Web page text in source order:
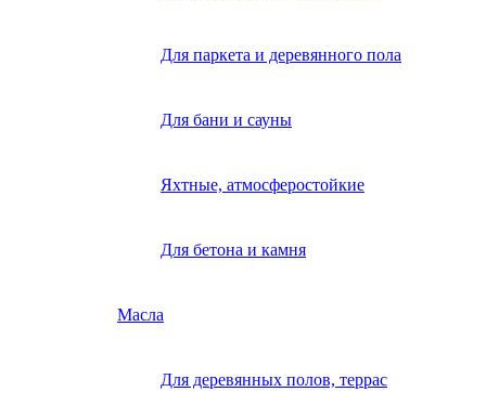
Для паркета и деревянного пола
Для бани и сауны
Яхтные, атмосферостойкие
Для бетона и камня
Масла
Для деревянных полов, террас